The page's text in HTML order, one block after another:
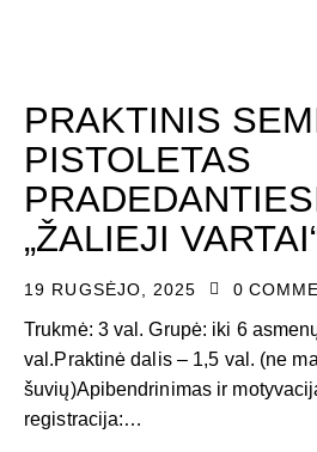
PRAKTINIS
PISTOLETAS
„ŽALIEJI
19 RUGSĖJO, 2025 0
Trukmė: 3 val. Grupė: iki 6
val.Praktinė dalis – 1,5 val. (ne
šuvių)Apibendrinimas ir
registracija:…